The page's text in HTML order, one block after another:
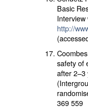
Basic
http://
safety of
after 2–3
369 559